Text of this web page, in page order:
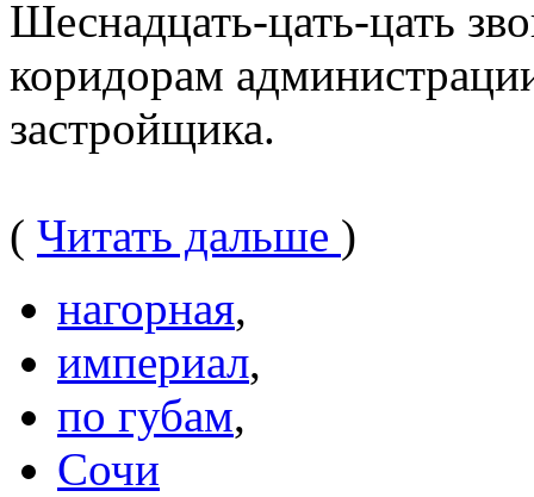
Шеснадцать-цать-цать
коридорам
застройщика.
( Читать дальше )
нагорная,
империал,
по губам,
Сочи